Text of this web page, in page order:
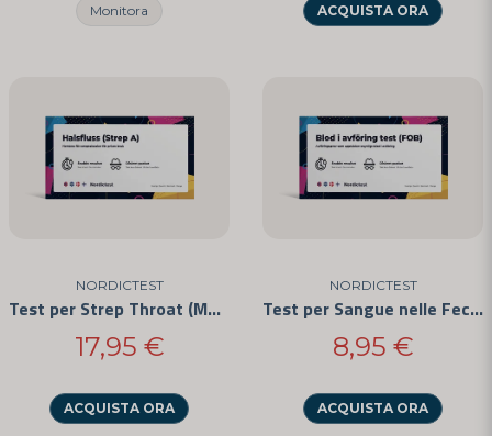
Monitora ACQUISTA ORA
NORDICTEST
Test per Strep Throat (Mal di Gola da Streptococco) 3 Confezioni
17,95 €
ACQUISTA ORA
NORDICTEST
Test per Sangue nelle Feci (FOB)
8,95 €
ACQUISTA ORA